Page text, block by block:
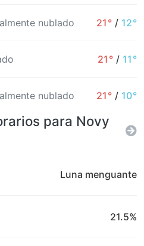
nublado 21° / 12°
21° / 11°
nublado 21° / 10°
para Novy
Luna menguante
21.5%